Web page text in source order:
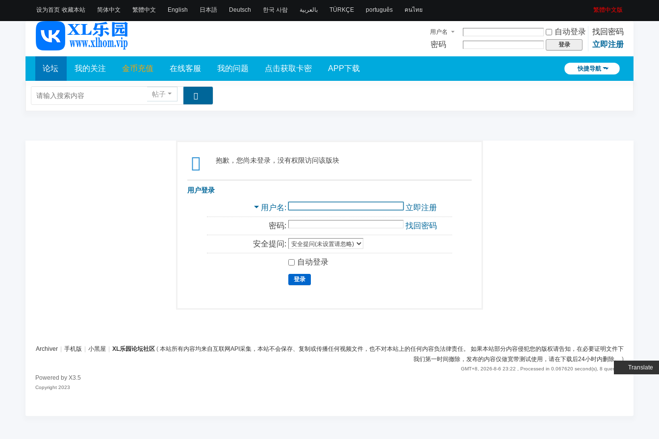
设为首页 收藏本站
Translate
简体中文 繁體中文 English 日本語 Deutsch 한국 사람 بالعربية TÜRKÇE português คนไทย 繁體中文版
用户名 自动登录
找回密码
密码
登录 立即注册
快捷导航
论坛 我的关注 金币充值 在线客服 我的问题 点击获取卡密 APP下载
帖子
抱歉，您尚未登录，没有权限访问该版块
用户登录
用户名 立即注册
密码: 找回密码
安全提问:
自动登录
登录
Archiver 手机版 小黑屋 XL乐园论坛社区 ( 本站所有内容均来自互联网API采集，本站不会保存、复制或传播任何视频文件，也不对本站上的任何内容负法律责任。 如果本站部分内容侵犯您的版权请告知，在必要证明文件下
我们第一时间撤除，发布的内容仅做宽带测试使用，请在下载后24小时内删除。)
GMT+8, 2026-8-6 23:22 , Processed in 0.067620 second(s), 8 queries .
Powered by X3.5
Copyright 2023